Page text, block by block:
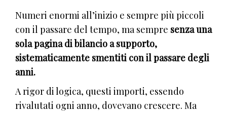
Numeri enormi all’inizio e sempre più piccoli
con il passare del tempo, ma sempre senza una
sola pagina di bilancio a supporto,
sistematicamente smentiti con il passare degli
anni.
A rigor di logica, questi importi, essendo
rivalutati ogni anno, dovevano crescere. Ma